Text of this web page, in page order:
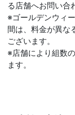
る店舗へお問い合
※ゴールデンウィ
間は、料金が異な
ございます。
※店舗により組数
ます。